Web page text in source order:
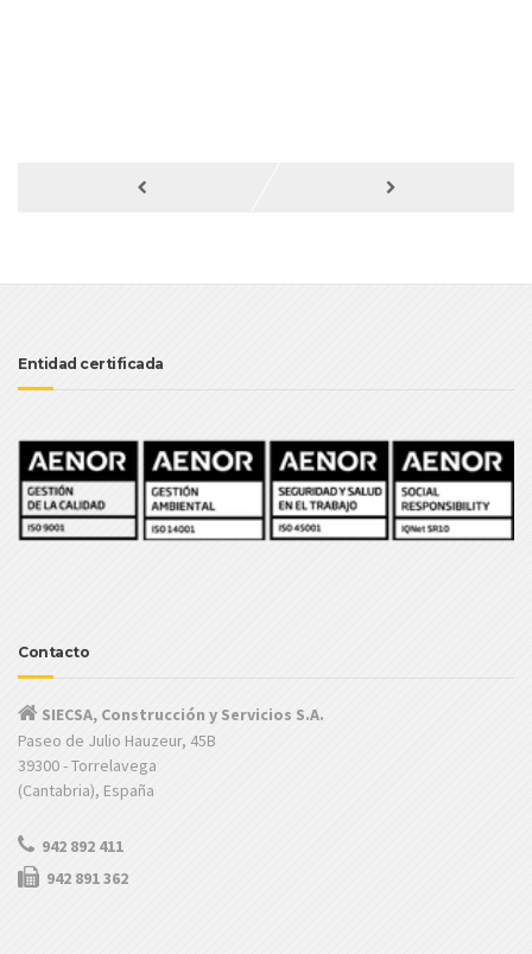
Entidad certificada
Contacto
SIECSA, Construcción y Servicios S.A.
Paseo de Julio Hauzeur, 45B
39300 - Torrelavega
(Cantabria), España
942 892 411
942 891 362